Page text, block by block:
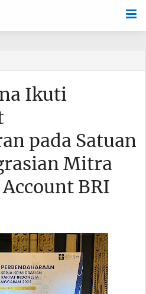
Ikuti
pada Satuan
Mitra
BRI